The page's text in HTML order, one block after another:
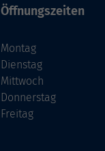
Öffnungszeiten
Montag
Dienstag
Mittwoch
Donnerstag
Freitag